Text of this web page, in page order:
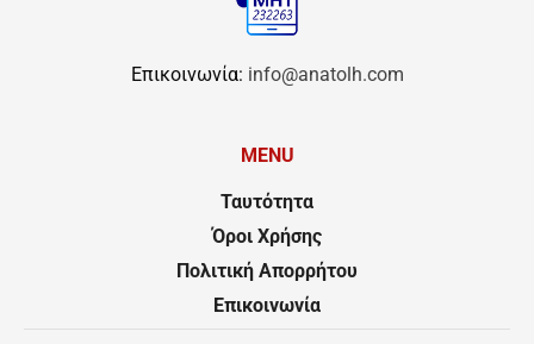
Επικοινωνία: info@anatolh.com
MENU
Ταυτότητα
Όροι Χρήσης
Πολιτική Απορρήτου
Επικοινωνία